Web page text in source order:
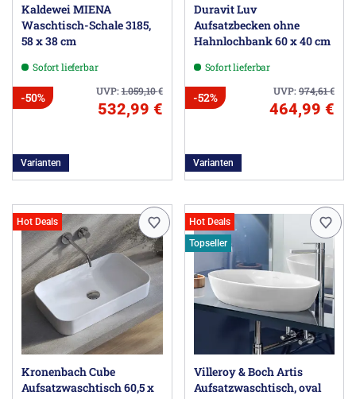
Kaldewei MIENA
Waschtisch-Schale 3185,
58 x 38 cm
Sofort lieferbar
UVP:1.059,10€
-50%
532,99 €
Varianten
Duravit Luv
Aufsatzbecken ohne
Hahnlochbank 60 x 40 cm
Sofort lieferbar
UVP:974,61€
-52%
464,99 €
Varianten
Hot Deals
Kronenbach Cube
Aufsatzwaschtisch 60,5 x
Hot Deals
Topseller
Villeroy & Boch Artis
Aufsatzwaschtisch, oval